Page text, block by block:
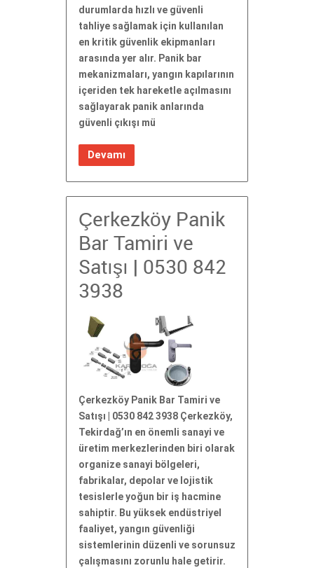
durumlarda hızlı ve güvenli
tahliye sağlamak için kullanılan
en kritik güvenlik ekipmanları
arasında yer alır. Panik bar
mekanizmaları, yangın kapılarının
içeriden tek hareketle açılmasını
sağlayarak panik anlarında
güvenli çıkışı mü
Devamı
Çerkezköy Panik
Bar Tamiri ve
Satışı | 0530 842
3938
Çerkezköy Panik Bar Tamiri ve
Satışı | 0530 842 3938 Çerkezköy,
Tekirdağ’ın en önemli sanayi ve
üretim merkezlerinden biri olarak
organize sanayi bölgeleri,
fabrikalar, depolar ve lojistik
tesislerle yoğun bir iş hacmine
sahiptir. Bu yüksek endüstriyel
faaliyet, yangın güvenliği
sistemlerinin düzenli ve sorunsuz
çalışmasını zorunlu hale getirir.